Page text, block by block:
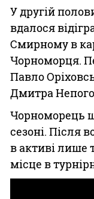
У другій
вдалося
Смирному в
Чорноморця.
Павло
Дмитра
Чорноморець
сезоні. Після
в активі лише
місце в